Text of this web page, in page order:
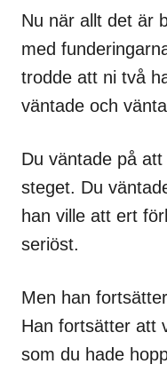
Nu när allt det är
med
trodde att ni två
väntade och
Du väntade på
steget. Du
han ville att ert
seriöst.
Men han
Han fortsätter att
som du hade